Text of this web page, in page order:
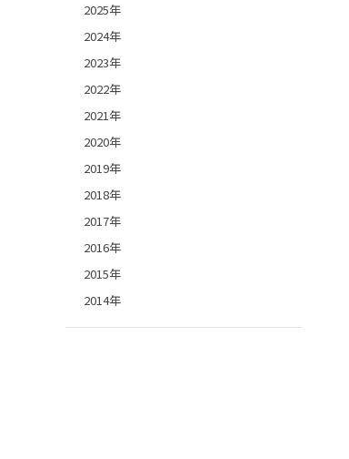
2025年
2024年
2023年
2022年
2021年
2020年
2019年
2018年
2017年
2016年
2015年
2014年